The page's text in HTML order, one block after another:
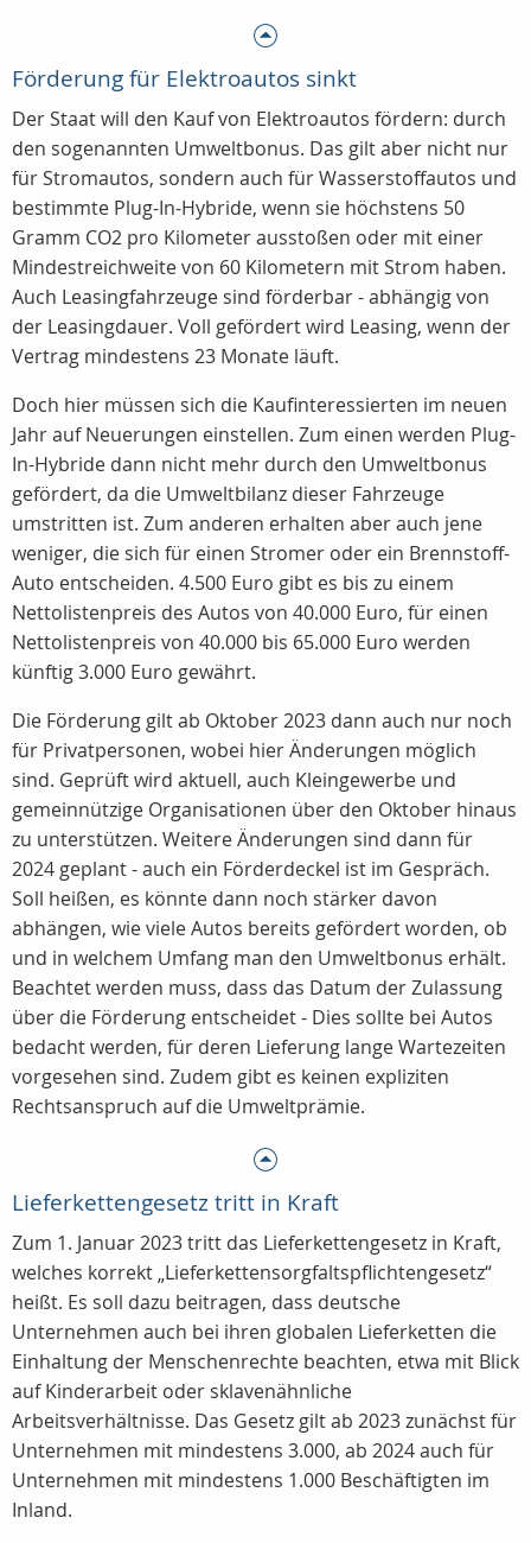
Förderung für Elektroautos sinkt
Der Staat will den Kauf von Elektroautos fördern: durch
den sogenannten Umweltbonus. Das gilt aber nicht nur
für Stromautos, sondern auch für Wasserstoffautos und
bestimmte Plug-In-Hybride, wenn sie höchstens 50
Gramm CO2 pro Kilometer ausstoßen oder mit einer
Mindestreichweite von 60 Kilometern mit Strom haben.
Auch Leasingfahrzeuge sind förderbar - abhängig von
der Leasingdauer. Voll gefördert wird Leasing, wenn der
Vertrag mindestens 23 Monate läuft.
Doch hier müssen sich die Kaufinteressierten im neuen
Jahr auf Neuerungen einstellen. Zum einen werden Plug-
In-Hybride dann nicht mehr durch den Umweltbonus
gefördert, da die Umweltbilanz dieser Fahrzeuge
umstritten ist. Zum anderen erhalten aber auch jene
weniger, die sich für einen Stromer oder ein Brennstoff-
Auto entscheiden. 4.500 Euro gibt es bis zu einem
Nettolistenpreis des Autos von 40.000 Euro, für einen
Nettolistenpreis von 40.000 bis 65.000 Euro werden
künftig 3.000 Euro gewährt.
Die Förderung gilt ab Oktober 2023 dann auch nur noch
für Privatpersonen, wobei hier Änderungen möglich
sind. Geprüft wird aktuell, auch Kleingewerbe und
gemeinnützige Organisationen über den Oktober hinaus
zu unterstützen. Weitere Änderungen sind dann für
2024 geplant - auch ein Förderdeckel ist im Gespräch.
Soll heißen, es könnte dann noch stärker davon
abhängen, wie viele Autos bereits gefördert worden, ob
und in welchem Umfang man den Umweltbonus erhält.
Beachtet werden muss, dass das Datum der Zulassung
über die Förderung entscheidet - Dies sollte bei Autos
bedacht werden, für deren Lieferung lange Wartezeiten
vorgesehen sind. Zudem gibt es keinen expliziten
Rechtsanspruch auf die Umweltprämie.
Lieferkettengesetz tritt in Kraft
Zum 1. Januar 2023 tritt das Lieferkettengesetz in Kraft,
welches korrekt „Lieferketten­sorgfaltspflichten­gesetz“
heißt. Es soll dazu beitragen, dass deutsche
Unternehmen auch bei ihren globalen Lieferketten die
Einhaltung der Menschenrechte beachten, etwa mit Blick
auf Kinderarbeit oder sklavenähnliche
Arbeitsverhältnisse. Das Gesetz gilt ab 2023 zunächst für
Unternehmen mit mindestens 3.000, ab 2024 auch für
Unternehmen mit mindestens 1.000 Beschäftigten im
Inland.